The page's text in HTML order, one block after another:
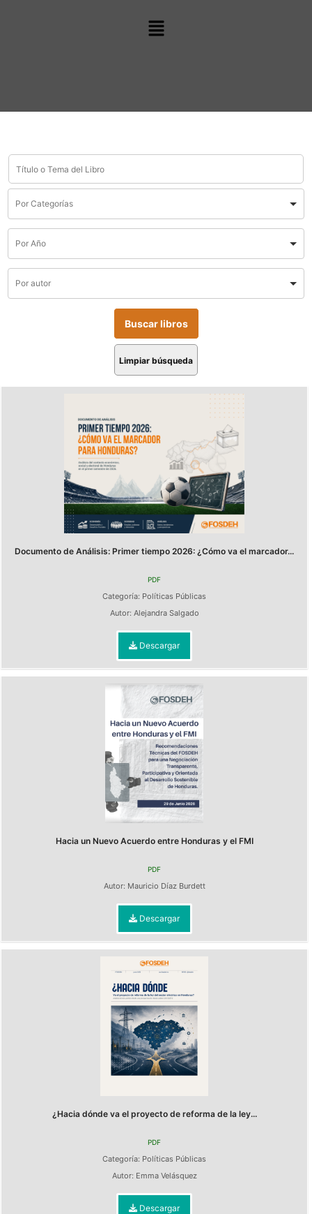
Limpiar búsqueda
Documento de Análisis: Primer tiempo 2026: ¿Cómo va el marcador...
PDF
Categoría: Políticas Públicas
Autor: Alejandra Salgado
Descargar
Hacia un Nuevo Acuerdo entre Honduras y el FMI
PDF
Autor: Mauricio Díaz Burdett
Descargar
¿Hacia dónde va el proyecto de reforma de la ley...
PDF
Categoría: Políticas Públicas
Autor: Emma Velásquez
Descargar